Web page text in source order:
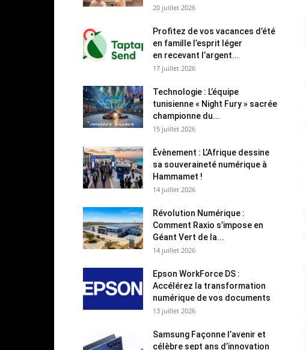
20 juillet 2026
Profitez de vos vacances d’été
en famille l’esprit léger
en recevant l’argent...
17 juillet 2026
Technologie : L’équipe
tunisienne « Night Fury » sacrée
championne du...
15 juillet 2026
Évènement : L’Afrique dessine
sa souveraineté numérique à
Hammamet !
14 juillet 2026
Révolution Numérique :
Comment Raxio s’impose en
Géant Vert de la...
14 juillet 2026
Epson WorkForce DS :
Accélérez la transformation
numérique de vos documents
13 juillet 2026
Samsung Façonne l’avenir et
célèbre sept ans d’innovation